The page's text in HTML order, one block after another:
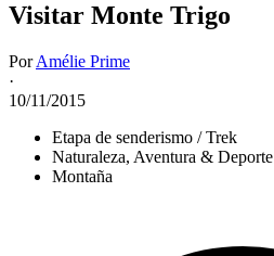
Visitar Monte Trigo
PorAmélie Prime
·
10/11/2015
Etapa de senderismo / Trek
Naturaleza, Aventura & Deporte
Montaña